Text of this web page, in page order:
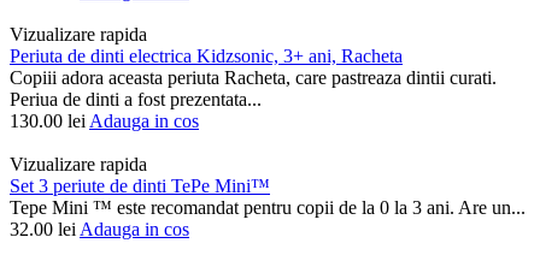
Vizualizare rapida
Periuta de dinti electrica Kidzsonic, 3+ ani, Racheta
Copiii adora aceasta periuta Racheta, care pastreaza dintii curati.
Periua de dinti a fost prezentata...
130.00 lei Adauga in cos
Vizualizare rapida
Set 3 periute de dinti TePe Mini™
Tepe Mini ™ este recomandat pentru copii de la 0 la 3 ani. Are un...
32.00 lei Adauga in cos